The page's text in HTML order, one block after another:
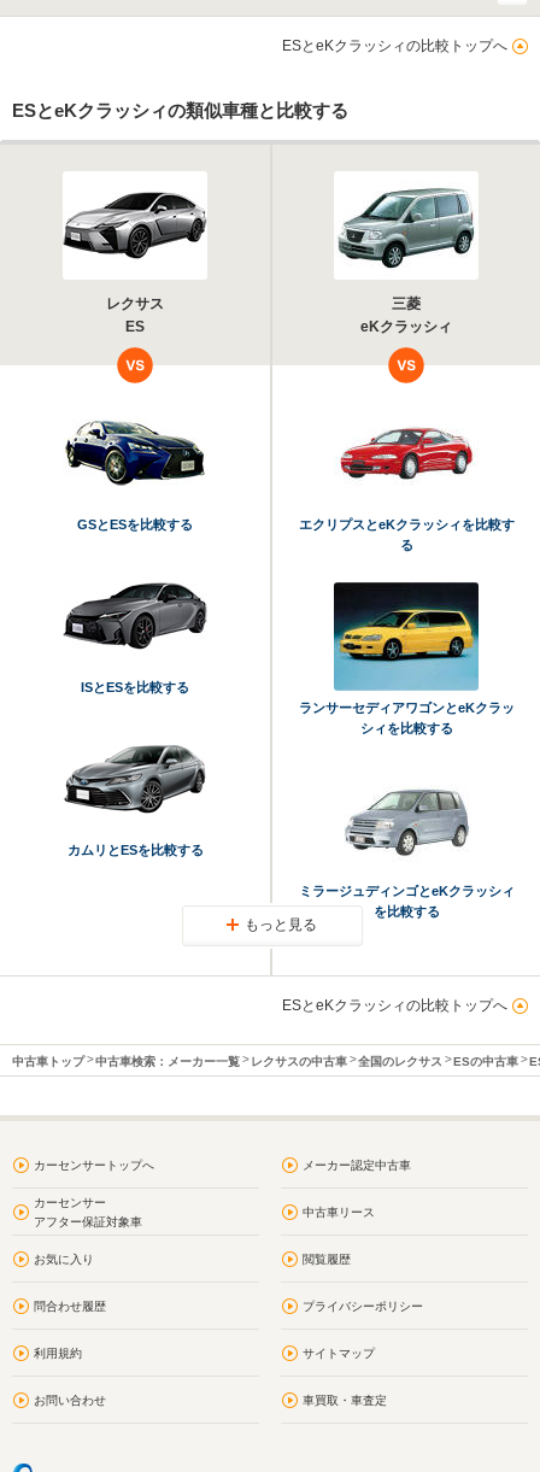
ESとeKクラッシィの比較トップへ
ESとeKクラッシィの類似車種と比較する
レクサス
ES
三菱
eKクラッシィ
GSとESを比較する
ISとESを比較する
カムリとESを比較する
エクリプスとeKクラッシィを比較す
る
ランサーセディアワゴンとeKクラッ
シィを比較する
ミラージュディンゴとeKクラッシィ
を比較する
もっと見る
ESとeKクラッシィの比較トップへ
中古車トップ 中古車検索：メーカー一覧 レクサスの中古車 全国のレクサス ESの中古車
カーセンサートップへ メーカー認定中古車
カーセンサー
アフター保証対象車
中古車リース
お気に入り 閲覧履歴
問合わせ履歴 プライバシーポリシー
利用規約 サイトマップ
お問い合わせ 車買取・車査定